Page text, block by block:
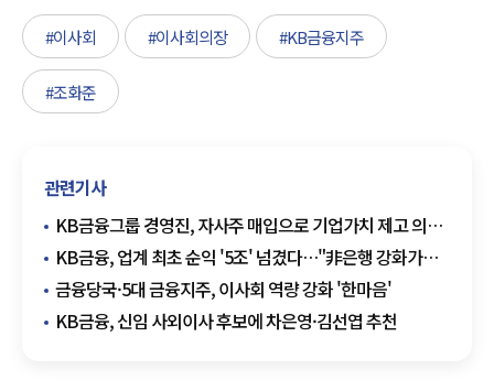
#이사회 #이사회의장 #KB금융지주
#조화준
관련기사
KB금융그룹 경영진, 자사주 매입으로 기업가치 제고 의지
표명
KB금융, 업계 최초 순익 '5조' 넘겼다…"非은행 강화가
견인"
금융당국·5대 금융지주, 이사회 역량 강화 '한마음'
KB금융, 신임 사외이사 후보에 차은영·김선엽 추천